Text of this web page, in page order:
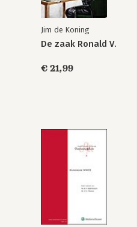
Jim de Koning
De zaak Ronald V.
€ 21,99